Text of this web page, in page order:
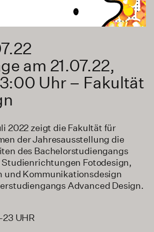
am 21.07.22,
Uhr – Fakultät
2022 zeigt die Fakultät für
der Jahresausstellung die
des Bachelorstudiengangs
Fotodesign,
und Kommunikationsdesign
Advanced Design.
UHR